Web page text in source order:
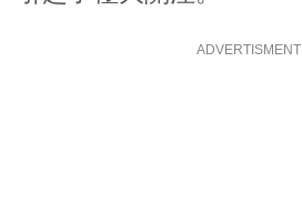
ADVERTISMENT